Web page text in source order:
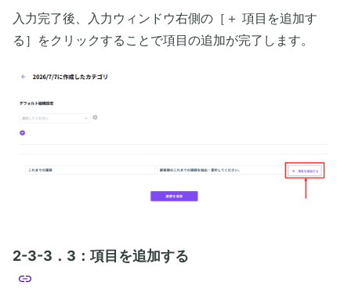
入力完了後、入力ウィンドウ右側の［＋ 項目を追加す
る］をクリックすることで項目の追加が完了します。
2-3-3．3：項目を追加する